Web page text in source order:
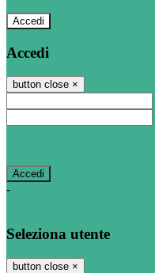
Accedi
Accedi
button close ×
-
Seleziona utente
button close ×